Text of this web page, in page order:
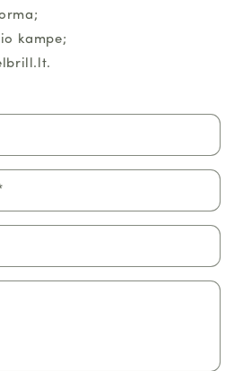
kampe;